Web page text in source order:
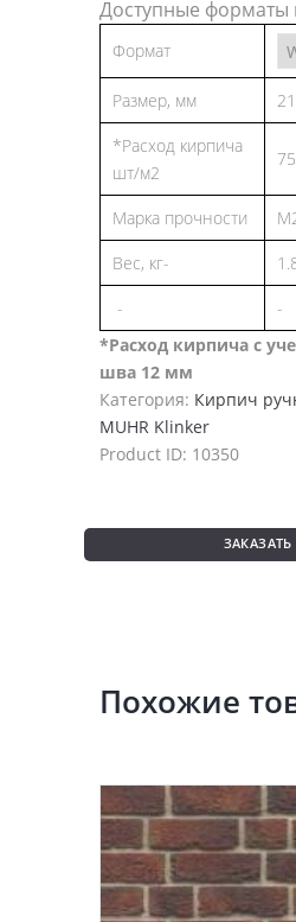
Доступные форматы
Формат
Размер, мм
*Расход кирпича
шт/м2
75
Марка прочности
Вес, кг-
-
-
*Расход кирпича с
шва 12 мм
Категория: Кирпич
MUHR Klinker
Product ID: 10350
ЗАКАЗАТЬ
Похожие